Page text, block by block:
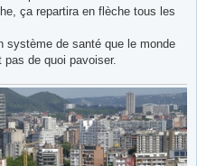
ça repartira en flèche tous les
système de santé que le monde
de quoi pavoiser.